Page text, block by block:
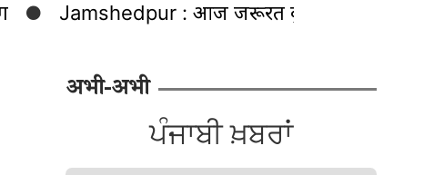
Jamshedpur : आज जरूरत बुनकरों की आय
अभी-अभी
ਪੰਜਾਬੀ ਖ਼ਬਰਾਂ